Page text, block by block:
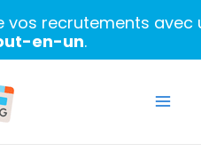
vos recrutements avec
en-un.